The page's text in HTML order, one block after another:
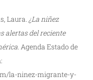
Laura. ¿La niñez
alertas del reciente
Agenda Estado de
la-ninez-migrante-y-